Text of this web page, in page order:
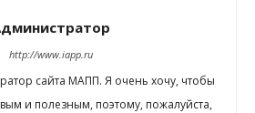
http://www.iapp.ru
сайта МАПП. Я очень хочу, чтобы
и полезным, поэтому, пожалуйста,